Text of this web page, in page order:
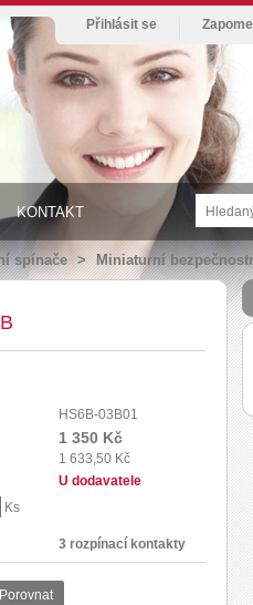
Přihlásit se
KONTAKT
spínače > Miniaturní
HS6B-03B01
1 350 Kč
1 633,50 Kč
U dodavatele
Ks
3 rozpínací kontakty
Porovnat